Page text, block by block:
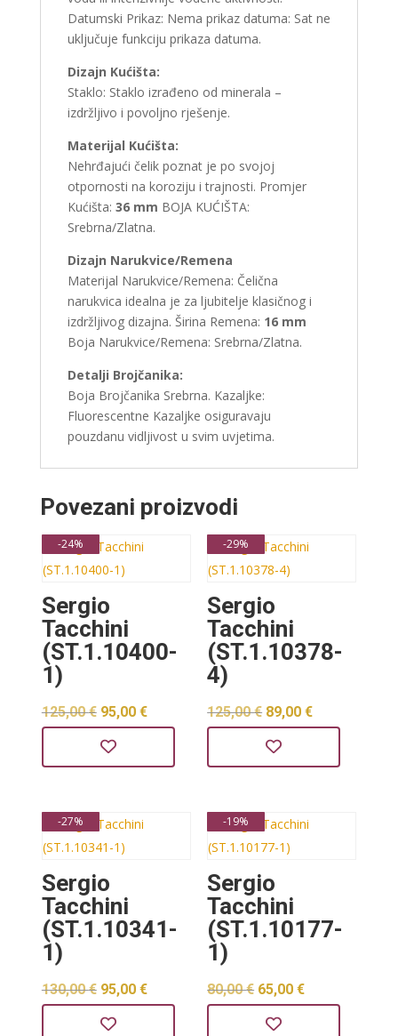
Datumski Prikaz: Nema prikaz datuma: Sat ne
uključuje funkciju prikaza datuma.
Dizajn Kućišta:
Staklo: Staklo izrađeno od minerala –
izdržljivo i povoljno rješenje.
Materijal Kućišta:
Nehrđajući čelik poznat je po svojoj
otpornosti na koroziju i trajnosti. Promjer
Kućišta: 36 mm BOJA KUĆIŠTA:
Srebrna/Zlatna.
Dizajn Narukvice/Remena
Materijal Narukvice/Remena: Čelična
narukvica idealna je za ljubitelje klasičnog i
izdržljivog dizajna. Širina Remena: 16 mm
Boja Narukvice/Remena: Srebrna/Zlatna.
Detalji Brojčanika:
Boja Brojčanika Srebrna. Kazaljke:
Fluorescentne Kazaljke osiguravaju
pouzdanu vidljivost u svim uvjetima.
Povezani proizvodi
-24%
Sergio
Tacchini
(ST.1.10400-
1)
125,00€ Izvorna
cijena
bila
125,00 €.
95,00 €
Trenutna
je:
-29%
Sergio
Tacchini
(ST.1.10378-
4)
125,00€ Izvorna
cijena
bila
125,00 €.
89,00€
je:
-27%
Sergio
Tacchini
(ST.1.10341-
1)
130,00€ Izvorna
cijena
95,00 €
Trenutna
-19%
Sergio
Tacchini
(ST.1.10177-
1)
80,00€ Izvorna
cijena
65,00€